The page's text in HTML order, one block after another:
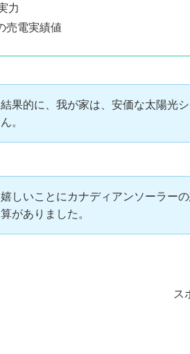
力
売電実績値
結果的に、我が家は、安価な太陽光
ん。
嬉しいことにカナディアンソーラー
算がありました。
ス